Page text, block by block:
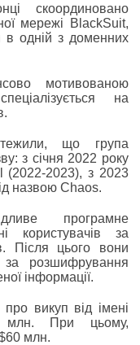
скоординовано
мережі BlackSuit,
в одній з доменних
мотивованою
на
що група
з січня 2022 року
(2022-2023), з 2023
назвою Chaos.
програмне
користувачів за
Після цього вони
за розшифрування
інформації.
викуп від імені
млн. При цьому,
млн.